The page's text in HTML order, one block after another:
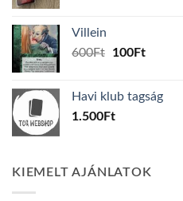
Villein
600Ft
Original
600Ft.
100FtCurrent
100Ft.
Havi klub tagság
1.500Ft
KIEMELT AJÁNLATOK